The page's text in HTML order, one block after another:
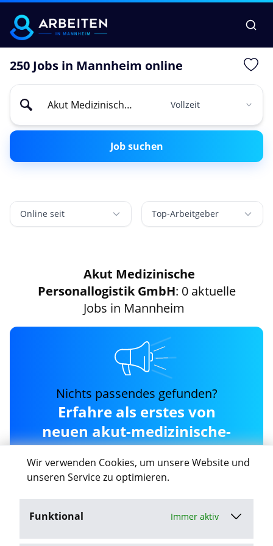
Wir verwenden Cookies, um unsere Website und
unseren Service zu optimieren.
Funktional Immer aktiv
250 Jobs in Mannheim online
Job suchen
Online seit Top-Arbeitgeber
Akut Medizinische
Personallogistik GmbH: 0 aktuelle
Jobs in Mannheim
Nichts passendes gefunden?
Erfahre als erstes von
neuen akut-medizinische-
personallogistik-gmbh
Jobs in Mannheim